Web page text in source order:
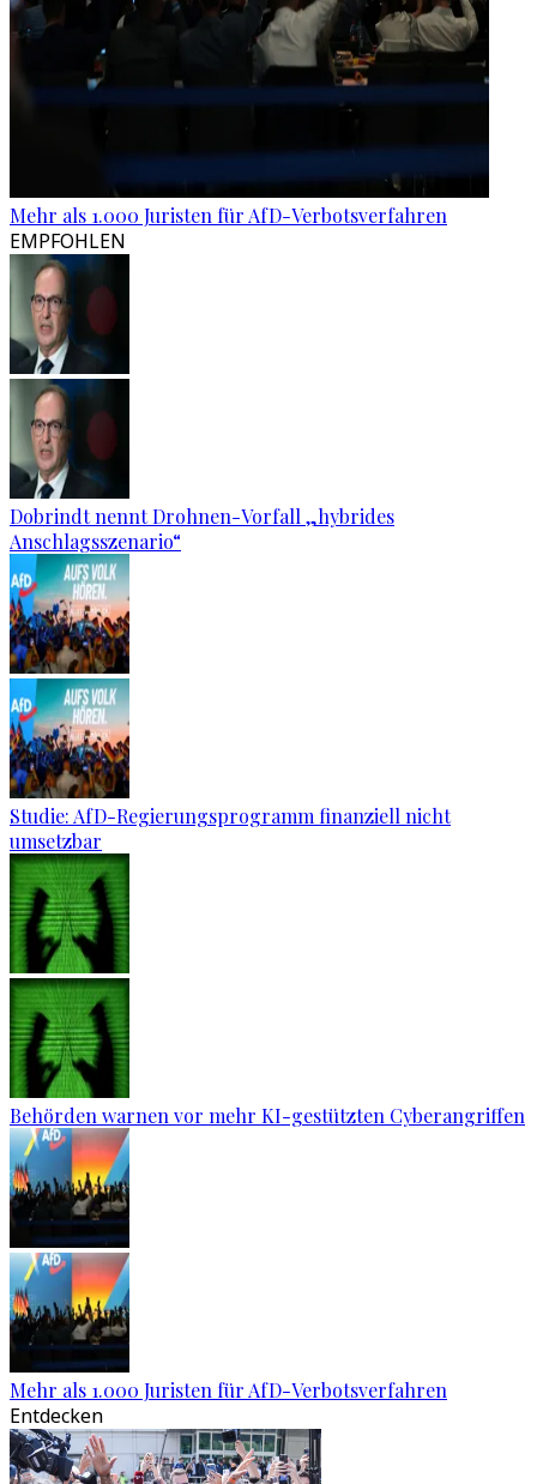
Mehr als 1.000 Juristen für AfD-Verbotsverfahren
EMPFOHLEN
Dobrindt nennt Drohnen-Vorfall „hybrides
Anschlagsszenario“
Studie: AfD-Regierungsprogramm finanziell nicht
umsetzbar
Behörden warnen vor mehr KI-gestützten Cyberangriffen
Mehr als 1.000 Juristen für AfD-Verbotsverfahren
Entdecken